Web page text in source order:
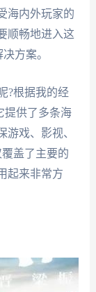
海内外玩家的
顺畅地进入这
方案。
?根据我的经
提供了多条海
戏、影视、
盖了主要的
起来非常方